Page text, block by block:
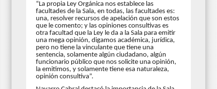
“La propia Ley Orgánica nos establece las
facultades de la Sala, en todas, las facultades es:
una, resolver recursos de apelación que son estos
que le comento; y las opiniones consultivas es
otra facultad que la Ley le da a la Sala para emitir
una mega opinión, digamos académica, jurídica,
pero no tiene la vinculante que tiene una
sentencia, solamente algún ciudadano, algún
funcionario público que nos solicite una opinión,
la emitimos, y solamente tiene esa naturaleza,
opinión consultiva”.